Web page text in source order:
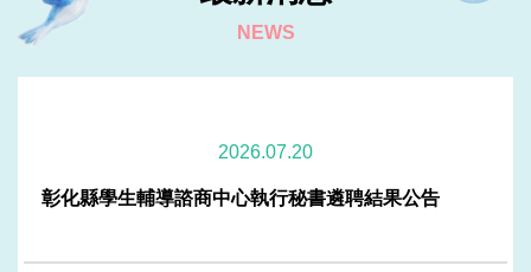
114年度全國輔諮中心會議-資深優良專任專業輔導人員頒
獎
114年度學生輔導諮商中心督導人員甄選錄取公告
NEWS
2026.07.20
彰化縣學生輔導諮商中心執行秘書遴聘結果公告